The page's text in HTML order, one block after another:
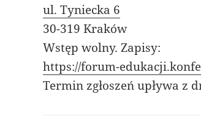
ul. Tyniecka 6
30-319 Kraków
Wstęp wolny. Zapisy:
https://forum-
Termin zgłoszeń upływa z